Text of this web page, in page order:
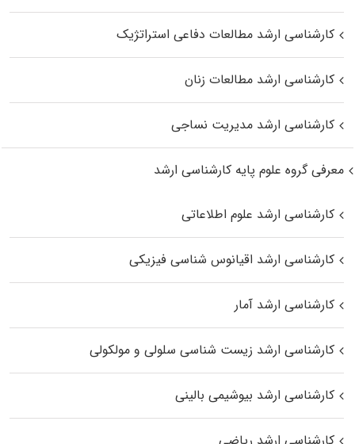
کارشناسی ارشد مطالعات دفاعی استراتژیک
کارشناسی ارشد مطالعات زنان
کارشناسی ارشد مدیریت نساجی
معرفی گروه علوم پایه کارشناسی ارشد
کارشناسی ارشد علوم اطلاعاتی
کارشناسی ارشد اقیانوس‌ شناسی فیزیکی
کارشناسی ارشد آمار
کارشناسی ارشد زیست شناسی سلولی و مولکولی
کارشناسی ارشد بیوشیمی بالینی